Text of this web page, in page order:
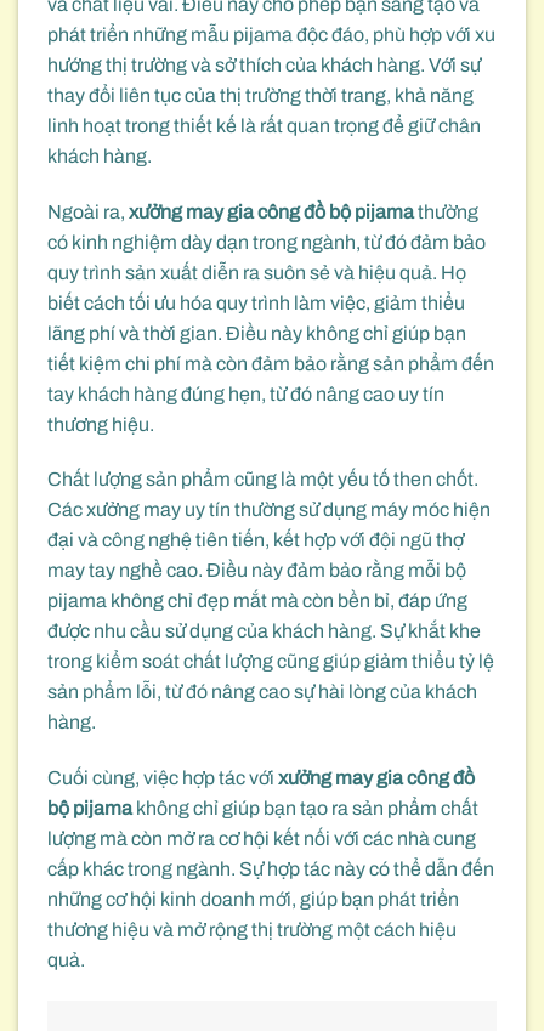
phát triển những mẫu pijama độc đáo, phù hợp với xu
hướng thị trường và sở thích của khách hàng. Với sự
thay đổi liên tục của thị trường thời trang, khả năng
linh hoạt trong thiết kế là rất quan trọng để giữ chân
khách hàng.
Ngoài ra, xưởng may gia công đồ bộ pijamathường
có kinh nghiệm dày dạn trong ngành, từ đó đảm bảo
quy trình sản xuất diễn ra suôn sẻ và hiệu quả. Họ
biết cách tối ưu hóa quy trình làm việc, giảm thiểu
lãng phí và thời gian. Điều này không chỉ giúp bạn
tiết kiệm chi phí mà còn đảm bảo rằng sản phẩm đến
tay khách hàng đúng hẹn, từ đó nâng cao uy tín
thương hiệu.
Chất lượng sản phẩm cũng là một yếu tố then chốt.
Các xưởng may uy tín thường sử dụng máy móc hiện
đại và công nghệ tiên tiến, kết hợp với đội ngũ thợ
may tay nghề cao. Điều này đảm bảo rằng mỗi bộ
pijama không chỉ đẹp mắt mà còn bền bỉ, đáp ứng
được nhu cầu sử dụng của khách hàng. Sự khắt khe
trong kiểm soát chất lượng cũng giúp giảm thiểu tỷ lệ
sản phẩm lỗi, từ đó nâng cao sự hài lòng của khách
hàng.
Cuối cùng, việc hợp tác với xưởng may gia công đồ
bộ pijamakhông chỉ giúp bạn tạo ra sản phẩm chất
lượng mà còn mở ra cơ hội kết nối với các nhà cung
cấp khác trong ngành. Sự hợp tác này có thể dẫn đến
những cơ hội kinh doanh mới, giúp bạn phát triển
thương hiệu và mở rộng thị trường một cách hiệu
quả.